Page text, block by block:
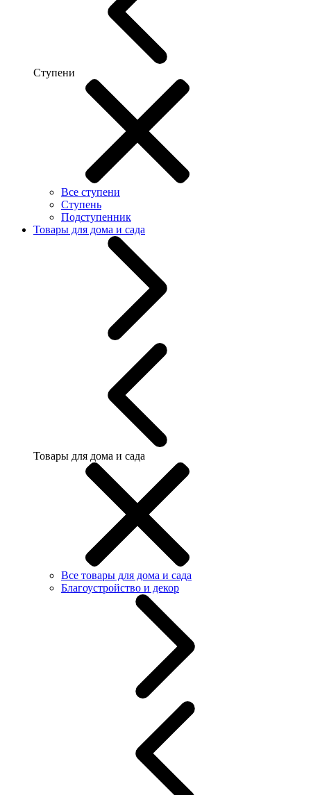
Ступени
Все ступени
Ступень
Подступенник
Товары для дома и сада
Товары для дома и сада
Все товары для дома и сада
Благоустройство и декор